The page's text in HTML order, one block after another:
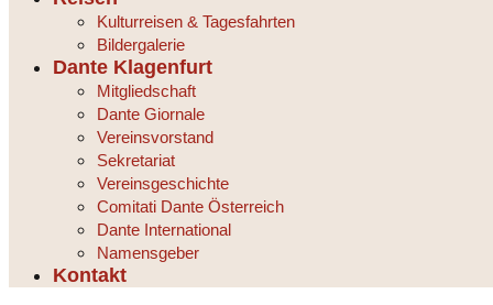
Kulturreisen & Tagesfahrten
Bildergalerie
Dante Klagenfurt
Mitgliedschaft
Dante Giornale
Vereinsvorstand
Sekretariat
Vereinsgeschichte
Comitati Dante Österreich
Dante International
Namensgeber
Kontakt